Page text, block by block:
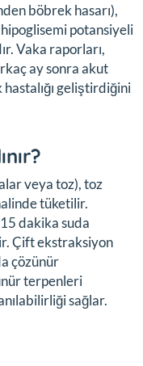
böbrek hasarı),
potansiyeli
Vaka raporları,
ay sonra akut
geliştirdiğini
veya toz), toz
tüketilir.
dakika suda
Çift ekstraksiyon
çözünür
terpenleri
sağlar.